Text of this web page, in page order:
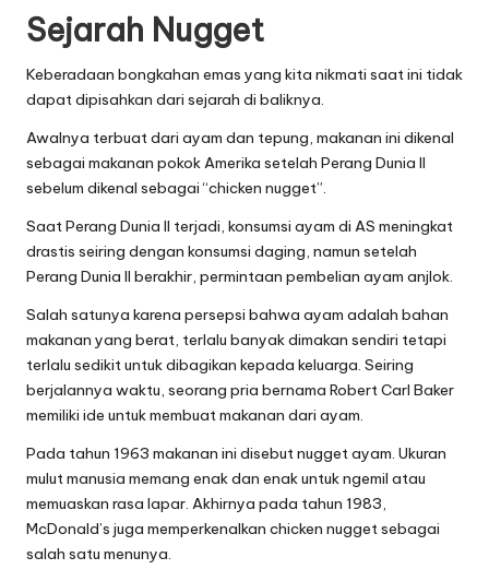
Sejarah Nugget
Keberadaan bongkahan emas yang kita nikmati saat ini tidak
dapat dipisahkan dari sejarah di baliknya.
Awalnya terbuat dari ayam dan tepung, makanan ini dikenal
sebagai makanan pokok Amerika setelah Perang Dunia II
sebelum dikenal sebagai “chicken nugget”.
Saat Perang Dunia II terjadi, konsumsi ayam di AS meningkat
drastis seiring dengan konsumsi daging, namun setelah
Perang Dunia II berakhir, permintaan pembelian ayam anjlok.
Salah satunya karena persepsi bahwa ayam adalah bahan
makanan yang berat, terlalu banyak dimakan sendiri tetapi
terlalu sedikit untuk dibagikan kepada keluarga. Seiring
berjalannya waktu, seorang pria bernama Robert Carl Baker
memiliki ide untuk membuat makanan dari ayam.
Pada tahun 1963 makanan ini disebut nugget ayam. Ukuran
mulut manusia memang enak dan enak untuk ngemil atau
memuaskan rasa lapar. Akhirnya pada tahun 1983,
McDonald’s juga memperkenalkan chicken nugget sebagai
salah satu menunya.